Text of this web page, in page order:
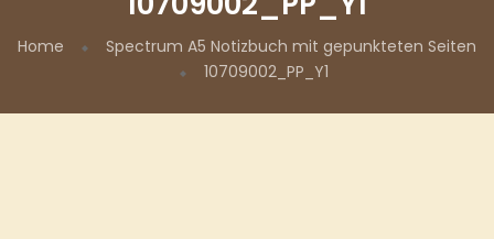
Home
Spectrum A5 Notizbuch mit gepunkteten Seiten
10709002_PP_Y1